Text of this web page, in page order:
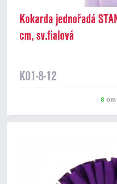
Kokarda jednořadá
cm, sv.fialová
K01-8-12
8 cm